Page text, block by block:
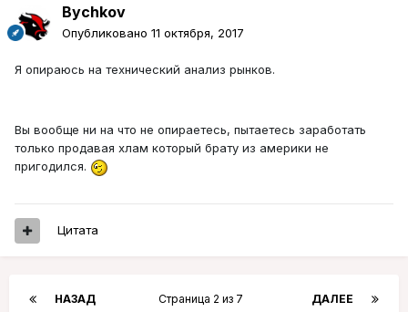
Bychkov
Опубликовано 11 октября, 2017
Я опираюсь на технический анализ рынков.
Вы вообще ни на что не опираетесь, пытаетесь заработать
только продавая хлам который брату из америки не
пригодился.
Цитата
НАЗАД ДАЛЕЕ
Страница 2 из 7